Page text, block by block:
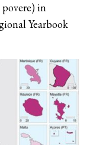
in
Yearbook